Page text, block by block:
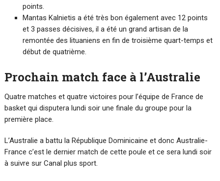
points.
Mantas Kalnietis a été très bon également avec 12 points
et 3 passes décisives, il a été un grand artisan de la
remontée des lituaniens en fin de troisième quart-temps et
début de quatrième.
Prochain match face à l’Australie
Quatre matches et quatre victoires pour l’équipe de France de
basket qui disputera lundi soir une finale du groupe pour la
première place.
L’Australie a battu la République Dominicaine et donc Australie-
France c’est le dernier match de cette poule et ce sera lundi soir
à suivre sur Canal plus sport.